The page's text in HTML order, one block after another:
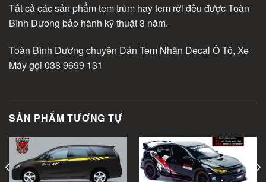
Tất cả các sản phẩm tem trùm hay tem rời đều được Toàn
Bình Dương bảo hành kỹ thuật 3 năm.
Toàn Bình Dương chuyên Dán Tem Nhãn Decal Ô Tô, Xe
Máy gọi 038 9699 131
SẢN PHẨM TƯƠNG TỰ